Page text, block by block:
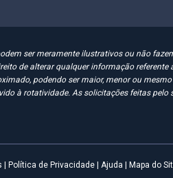
ser meramente ilustrativos ou não
de alterar qualquer informação referente
podendo ser maior, menor ou
à rotatividade. As solicitações feitas pelo
Política de Privacidade Ajuda Mapa do